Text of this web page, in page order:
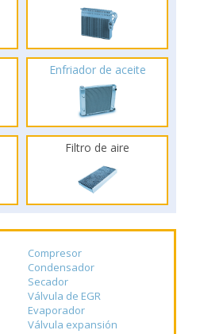
Enfriador de aceite
Filtro de aire
Compresor
Condensador
Secador
Válvula de EGR
Evaporador
Válvula expansión